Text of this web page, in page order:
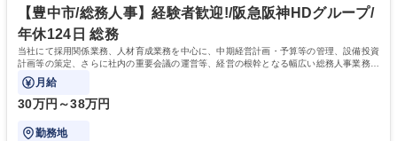
寧な指導体制が整っているため、安心してお仕事をスタートしていただけ
ます。 学歴・資格 学歴：大学院 大学 高専 短大 専修学校 高校 語学力：
資格：
【豊中市/総務人事】経験者歓迎!/阪急阪神HDグループ/
年休124日 総務
当社にて採用関係業務、人材育成業務を中心に、中期経営計画・予算等の管理、設備投資
計画等の策定、さらに社内の重要会議の運営等、経営の根幹となる幅広い総務人事業務全
般を担当していただきます。
月給
30万円～38万円
勤務地